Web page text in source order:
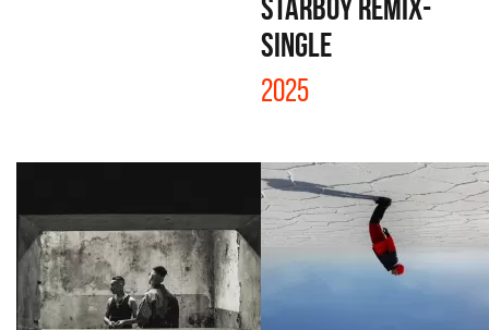
STARBOY REMIX-
SINGLE
2025